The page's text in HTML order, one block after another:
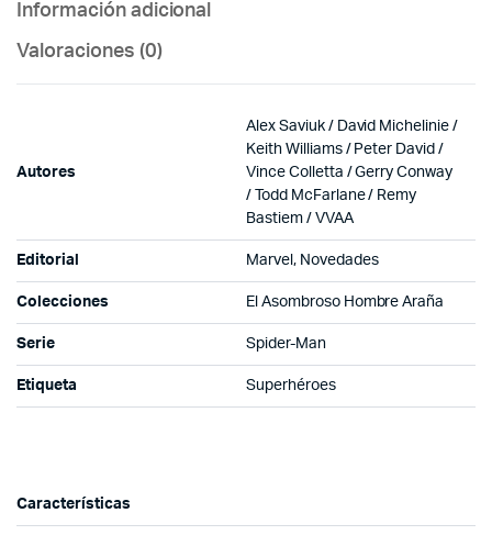
Información adicional
Valoraciones (0)
Autores
Alex Saviuk / David Michelinie /
Keith Williams / Peter David /
Vince Colletta / Gerry Conway
/ Todd McFarlane / Remy
Bastiem / VVAA
Editorial Marvel, Novedades
Colecciones El Asombroso Hombre Araña
Serie Spider-Man
Etiqueta Superhéroes
Características